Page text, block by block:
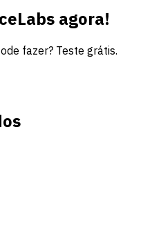
agora!
fazer? Teste grátis.